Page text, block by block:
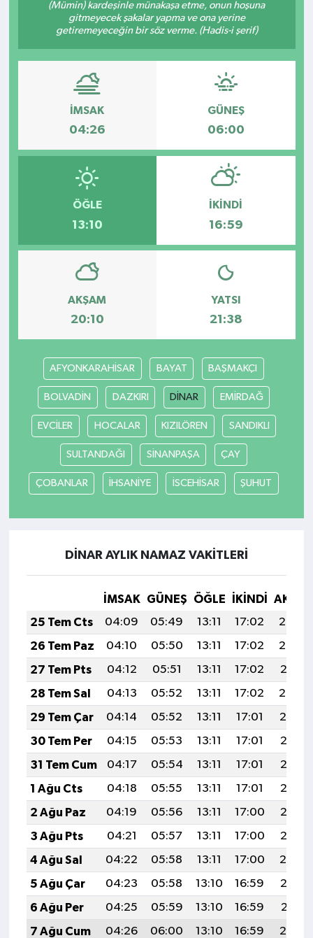
(Mümin) kardeşinle münakaşa etme, onun hoşuna
gitmeyecek şakalar yapma ve ona yerine
getiremeyeceğin bir söz verme. (Hadis-i şerif)
İMSAK
04:26
GÜNEŞ
06:00
ÖĞLE
13:10
İKINDI
16:59
AKŞAM
20:10
YATSI
21:38
AFYONKARAHİSAR BAYAT BAŞMAKÇI
BOLVADİN DAZKIRI DİNAR EMİRDAĞ
EVCİLER HOCALAR KIZILÖREN SANDIKLI
SULTANDAĞI SİNANPAŞA ÇAY
ÇOBANLAR İHSANİYE İSCEHİSAR ŞUHUT
DİNAR AYLIK NAMAZ VAKITLERI
İMSAK GÜNEŞ ÖĞLE İKINDI
25 Tem Cts
04:09 05:49 13:11 17:02
20:23
26 Tem Paz
04:10 05:50 13:11 17:02
20:22
27 Tem Pts
04:12 05:51 13:11 17:02
20:21
28 Tem Sal
04:13 05:52 13:11 17:02
20:20
29 Tem Çar
04:14 05:52 13:11 17:01
20:19
30 Tem Per
04:15 05:53 13:11 17:01
20:18
31 Tem Cum
04:17 05:54 13:11 17:01
20:18
1 Ağu Cts
04:18 05:55 13:11 17:01
20:17
2 Ağu Paz
04:19 05:56 13:11 17:00
20:16
3 Ağu Pts
04:21 05:57 13:11 17:00
20:15
4 Ağu Sal
04:22 05:58 13:11 17:00
20:14
5 Ağu Çar
04:23 05:58 13:10 16:59
20:13
6 Ağu Per
04:25 05:59 13:10 16:59
20:11
7 Ağu Cum
04:26 06:00 13:10 16:59
20:10
Kültür - Sanat
Yaşam